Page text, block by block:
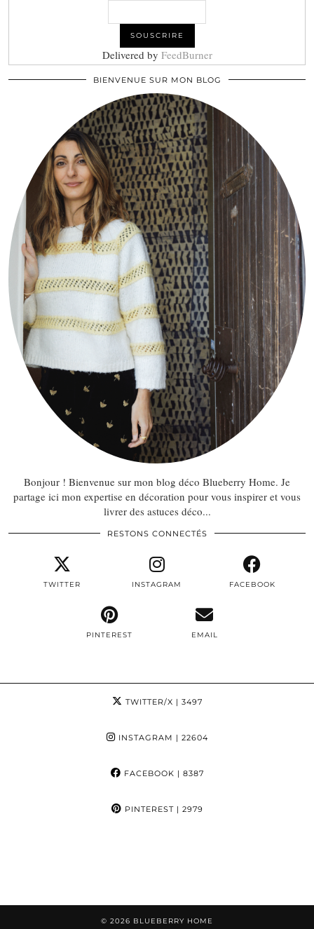
Delivered by FeedBurner
BIENVENUE SUR MON BLOG
Bonjour ! Bienvenue sur mon blog déco Blueberry Home. Je
partage ici mon expertise en décoration pour vous inspirer et vous
livrer des astuces déco...
RESTONS CONNECTÉS
TWITTER INSTAGRAM FACEBOOK
PINTEREST EMAIL
TWITTER/X | 3497
INSTAGRAM | 22604
FACEBOOK | 8387
PINTEREST| 2979
© 2026 BLUEBERRY HOME